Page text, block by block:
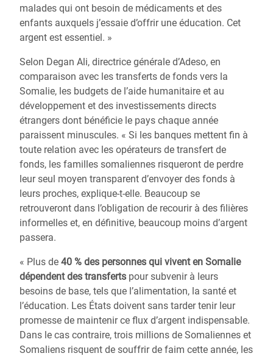
malades qui ont besoin de médicaments et des
enfants auxquels j’essaie d’offrir une éducation. Cet
argent est essentiel. »
Selon Degan Ali, directrice générale d’Adeso, en
comparaison avec les transferts de fonds vers la
Somalie, les budgets de l’aide humanitaire et au
développement et des investissements directs
étrangers dont bénéficie le pays chaque année
paraissent minuscules. « Si les banques mettent fin à
toute relation avec les opérateurs de transfert de
fonds, les familles somaliennes risqueront de perdre
leur seul moyen transparent d’envoyer des fonds à
leurs proches, explique-t-elle. Beaucoup se
retrouveront dans l’obligation de recourir à des filières
informelles et, en définitive, beaucoup moins d’argent
passera.
« Plus de 40 % des personnes qui vivent en Somalie
dépendent des transferts pour subvenir à leurs
besoins de base, tels que l’alimentation, la santé et
l’éducation. Les États doivent sans tarder tenir leur
promesse de maintenir ce flux d’argent indispensable.
Dans le cas contraire, trois millions de Somaliennes et
Somaliens risquent de souffrir de faim cette année, les